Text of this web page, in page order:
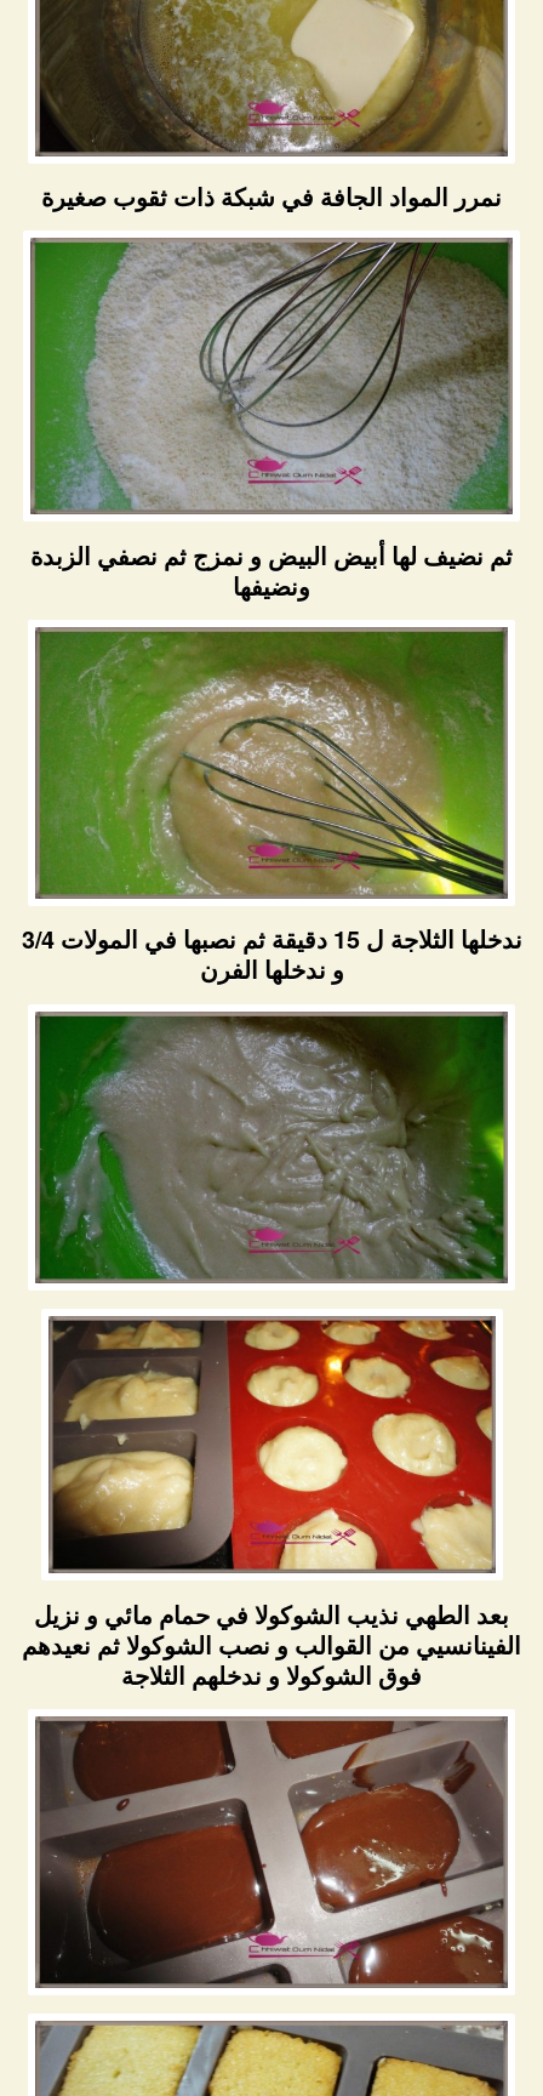
نمرر المواد الجافة في شبكة ذات ثقوب صغيرة
ثم نضيف لها أبيض البيض و نمزج ثم نصفي الزبدة
ونضيفها
ندخلها الثلاجة ل 15 دقيقة ثم نصبها في المولات 3/4
و ندخلها الفرن
بعد الطهي نذيب الشوكولا في حمام مائي و نزيل
الفينانسيي من القوالب و نصب الشوكولا ثم نعيدهم
فوق الشوكولا و ندخلهم الثلاجة